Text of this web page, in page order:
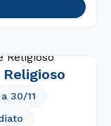
a 30/11